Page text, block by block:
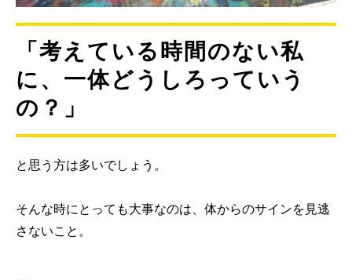
「考えている時間のない私
に、一体どうしろっていう
の？」
と思う方は多いでしょう。
そんな時にとっても大事なのは、体からのサインを見逃
さないこと。